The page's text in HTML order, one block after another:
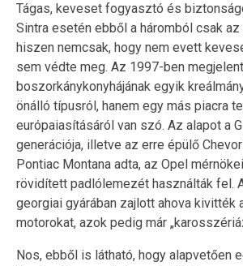
Tágas, keveset fogyasztó és
Sintra esetén ebből a háromból csak
hiszen nemcsak, hogy nem evett
sem védte meg. Az 1997-ben
boszorkánykonyhájának egyik
önálló típusról, hanem egy más piacra
európaiasításáról van szó. Az alapot a
generációja, illetve az erre épülő
Pontiac Montana adta, az Opel
rövidített padlólemezét használták fel.
georgiai gyárában zajlott ahova kivitték
motorokat, azok pedig már
Nos, ebből is látható, hogy alapvetően